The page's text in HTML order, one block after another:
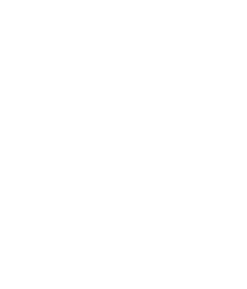
EXPLORE
WITH